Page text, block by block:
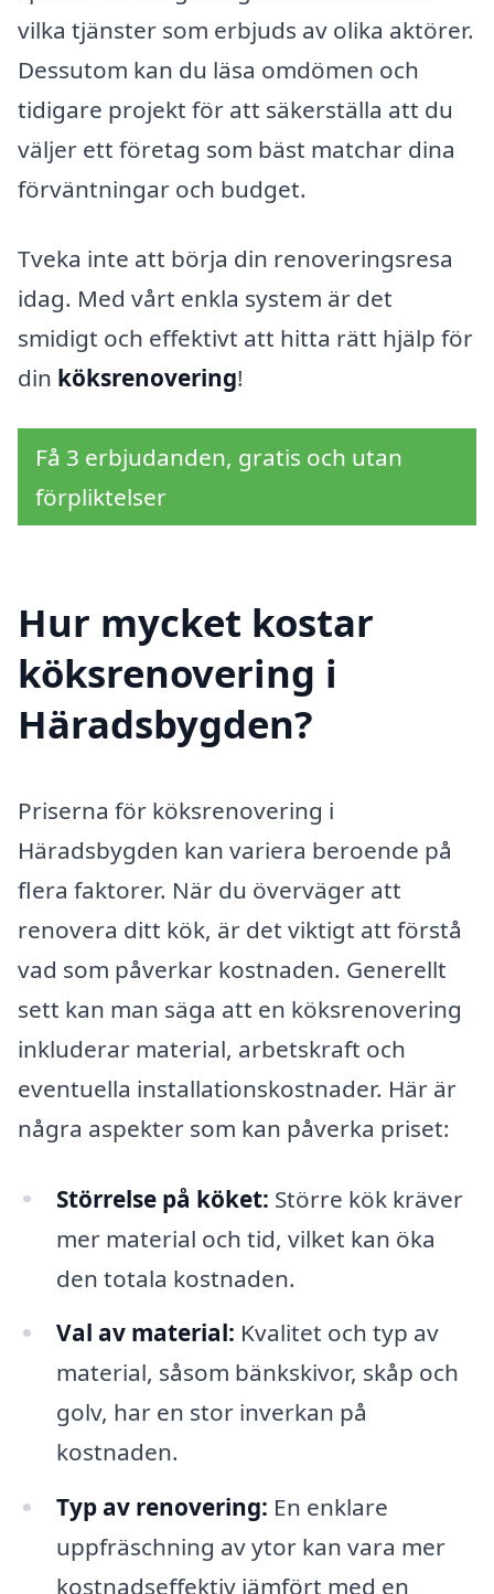
vilka tjänster som erbjuds av olika aktörer.
Dessutom kan du läsa omdömen och
tidigare projekt för att säkerställa att du
väljer ett företag som bäst matchar dina
förväntningar och budget.
Tveka inte att börja din renoveringsresa
idag. Med vårt enkla system är det
smidigt och effektivt att hitta rätt hjälp för
din köksrenovering!
Få 3 erbjudanden, gratis och utan
förpliktelser
Hur mycket kostar
köksrenovering i
Häradsbygden?
Priserna för köksrenovering i
Häradsbygden kan variera beroende på
flera faktorer. När du överväger att
renovera ditt kök, är det viktigt att förstå
vad som påverkar kostnaden. Generellt
sett kan man säga att en köksrenovering
inkluderar material, arbetskraft och
eventuella installationskostnader. Här är
några aspekter som kan påverka priset:
Störrelse på köket: Större kök kräver
mer material och tid, vilket kan öka
den totala kostnaden.
Val av material: Kvalitet och typ av
material, såsom bänkskivor, skåp och
golv, har en stor inverkan på
kostnaden.
Typ av renovering: En enklare
uppfräschning av ytor kan vara mer
kostnadseffektiv jämfört med en